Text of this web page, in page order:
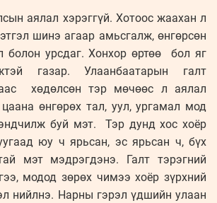
аялал хэрэггүй. Хотоос жаахан л
шинэ агаар амьсгалж, өнгөрсөн
болон урсдаг. Хонхор өртөө бол яг
газар. Улаанбаатарын галт
хөдөлсөн тэр мөчөөс л аялал
өнгөрөх тал, уул, ургамал мод
буй мэт. Тэр дунд хос хоёр
юу ч ярьсан, эс ярьсан ч, бүх
мэт мэдрэгдэнэ. Галт тэрэгний
модод зөрөх чимээ хоёр зүрхний
нийлнэ. Нарны гэрэл үдшийн улаан